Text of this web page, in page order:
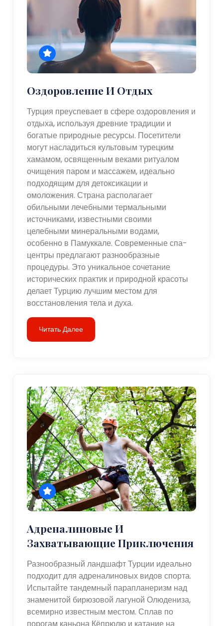
Оздоровление И Отдых
Турция преуспевает в сфере оздоровления и
отдыха, используя древние традиции и
богатые природные ресурсы. Посетители
могут насладиться культовым турецким
хамамом, освященным веками ритуалом
очищения паром и массажем, идеально
подходящим для детоксикации и
омоложения. Страна располагает
обильными лечебными термальными
источниками, известными своими
целебными минеральными водами,
особенно в Памуккале. Современные спа-
центры предлагают разнообразные
процедуры. Это уникальное сочетание
исторических практик и природной красоты
делает Турцию лучшим местом для
восстановления тела и духа.
Читать Далее
Адреналиновые И
Захватывающие Приключения
Разнообразный ландшафт Турции идеально
подходит для адреналиновых видов спорта.
Испытайте тандемный парапланеризм над
знаменитой бирюзовой лагуной Олюдениза,
всемирно известным местом. Сплав по